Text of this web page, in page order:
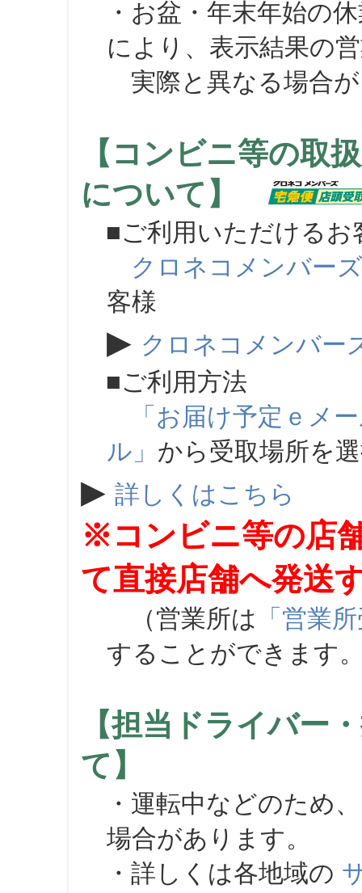
・お盆・年末年始の
により、表示結果の
実際と異なる場合が
【コンビニ等の取
について】
■ご利用いただけるお
クロネコメンバーズ
客様
▶ クロネコメンバー
■ご利用方法
「お届け予定ｅメ
ル」 から受取場所を
▶ 詳しくはこちら
※コンビニ等の店
て直接店舗へ発送
（営業所は 「営業
することができます
【担当ドライバー
て】
・運転中などのため
場合があります。
・詳しくは各地域の